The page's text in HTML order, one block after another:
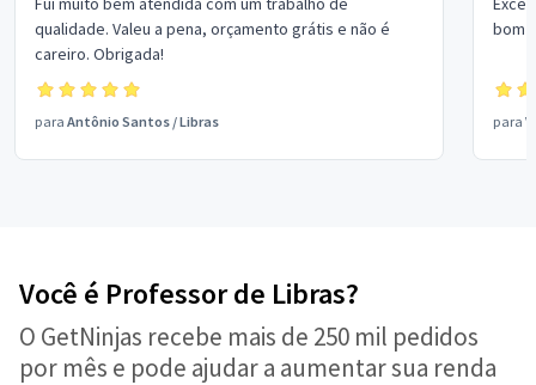
qualidade. Valeu a pena, orçamento grátis e não é
careiro. Obrigada!
para Antônio Santos /Libras
bom
para
Você é Professor de Libras?
O GetNinjas recebe mais de 250 mil pedidos
por mês e pode ajudar a aumentar sua renda